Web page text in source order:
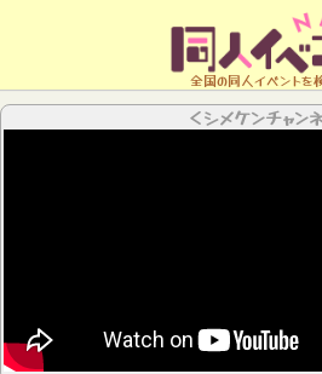
全国の同人イベントを
＜シメケンチャン